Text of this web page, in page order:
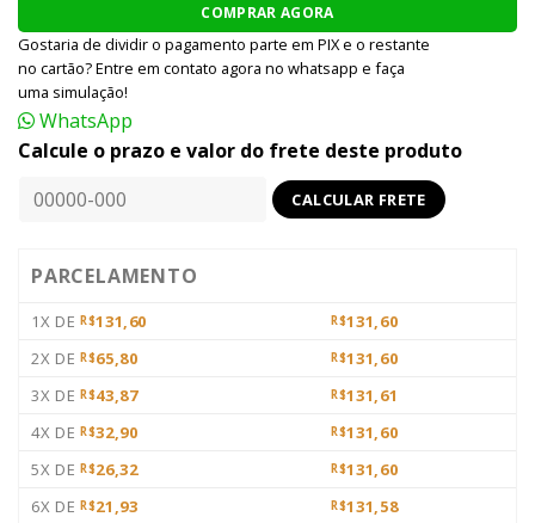
COMPRAR AGORA
Gostaria de dividir o pagamento parte em PIX e o restante
no cartão? Entre em contato agora no whatsapp e faça
uma simulação!
WhatsApp
Calcule o prazo e valor do frete deste produto
PARCELAMENTO
1X DE R$131,60 R$131,60
2X DE R$65,80 R$131,60
3X DE R$43,87 R$131,61
4X DE R$32,90 R$131,60
5X DE R$26,32 R$131,60
6X DE R$21,93 R$131,58